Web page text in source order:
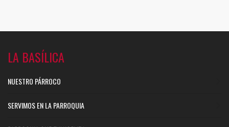
LA BASÍLICA
NUESTRO PÁRROCO
SERVIMOS EN LA PARROQUIA